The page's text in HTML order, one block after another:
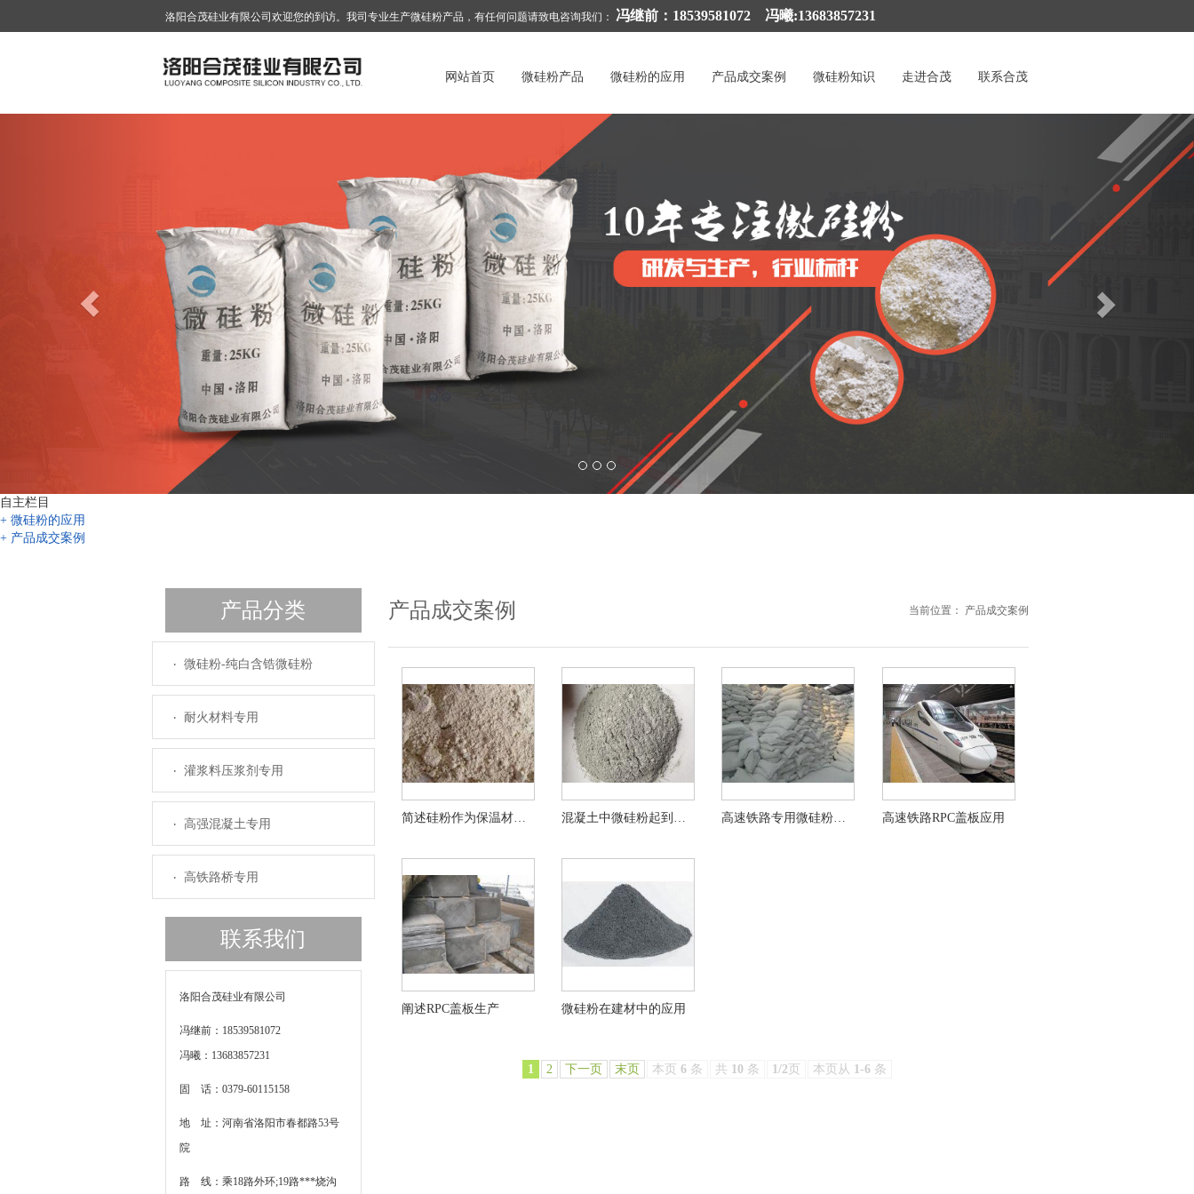
洛阳合茂硅业有限公司欢迎您的到访。我司专业生产微硅粉产品，有任何问题请致电咨询我们： 冯继前：18539581072 冯曦:13683857231
网站首页 微硅粉产品 微硅粉的应用 产品成交案例 微硅粉知识 走进合茂 联系合茂
自主栏目
+ 微硅粉的应用
+ 产品成交案例
产品分类
微硅粉-纯白含锆微硅粉
耐火材料专用
灌浆料压浆剂专用
高强混凝土专用
高铁路桥专用
联系我们
洛阳合茂硅业有限公司
冯继前：18539581072
冯曦：13683857231
固 话：0379-60115158
地 址：河南省洛阳市春都路53号
院
路 线：乘18路外环;19路***烧沟
产品成交案例 当前位置： 产品成交案例
简述硅粉作为保温材料中的广泛用途 高速铁路RPC盖板应用
阐述RPC盖板生产 微硅粉在建材中的应用
1 2 下一页 末页 本页6 条 共 10 条 1/2 页 本页从 1-6 条